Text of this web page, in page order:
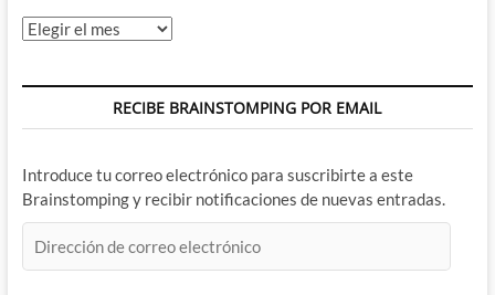
Archivos
RECIBE BRAINSTOMPING POR EMAIL
Introduce tu correo electrónico para suscribirte a este
Brainstomping y recibir notificaciones de nuevas entradas.
de